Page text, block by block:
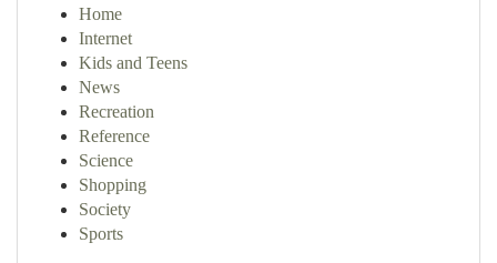
Home
Internet
Kids and Teens
News
Recreation
Reference
Science
Shopping
Society
Sports